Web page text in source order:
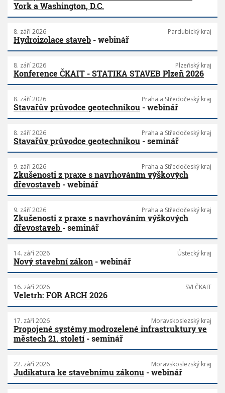
York a Washington, D.C.
8. září 2026 Pardubický kraj
Hydroizolace staveb - webinář
8. září 2026 Plzeňský kraj
Konference ČKAIT - STATIKA STAVEB Plzeň 2026
8. září 2026 Praha a Středočeský kraj
Stavařův průvodce geotechnikou - webinář
8. září 2026 Praha a Středočeský kraj
Stavařův průvodce geotechnikou - seminář
9. září 2026 Praha a Středočeský kraj
Zkušenosti z praxe s navrhováním výškových
dřevostaveb - webinář
9. září 2026 Praha a Středočeský kraj
Zkušenosti z praxe s navrhováním výškových
dřevostaveb - seminář
14. září 2026 Ústecký kraj
Nový stavební zákon - webinář
16. září 2026 SVI ČKAIT
Veletrh: FOR ARCH 2026
17. září 2026 Moravskoslezský kraj
Propojené systémy modrozelené infrastruktury ve
městech 21. století- seminář
22. září 2026 Moravskoslezský kraj
Judikatura ke stavebnímu zákonu - webinář